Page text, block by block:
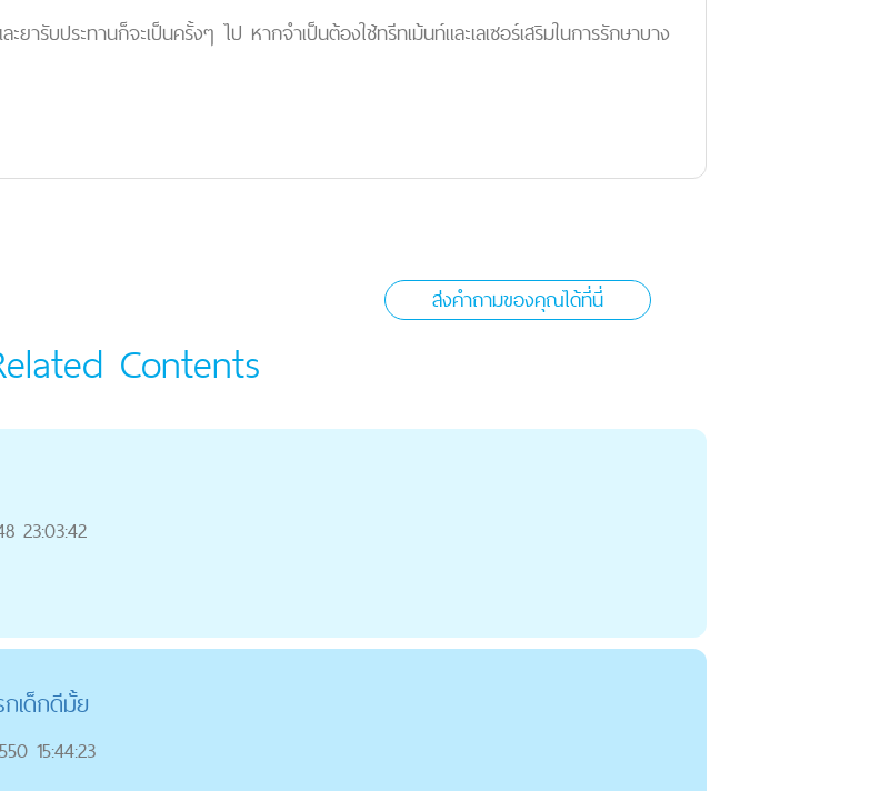
ารับประทานก็จะเป็นครั้งๆ ไป หากจำเป็นต้องใช้ทรีทเม้นท์และเลเซอร์เสริมในการรักษาบาง
ส่งคำถามของคุณได้ที่นี่
Contents
23:03:42
เด็กดีมั้ย
15:44:23